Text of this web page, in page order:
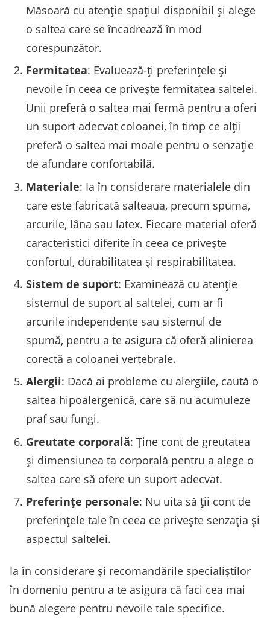
Măsoară cu atenție spațiul disponibil și alege
o saltea care se încadrează în mod
corespunzător.
Fermitatea: Evaluează-ți preferințele și
nevoile în ceea ce privește fermitatea saltelei.
Unii preferă o saltea mai fermă pentru a oferi
un suport adecvat coloanei, în timp ce alții
preferă o saltea mai moale pentru o senzație
de afundare confortabilă.
Materiale: Ia în considerare materialele din
care este fabricată salteaua, precum spuma,
arcurile, lâna sau latex. Fiecare material oferă
caracteristici diferite în ceea ce privește
confortul, durabilitatea și respirabilitatea.
Sistem de suport: Examinează cu atenție
sistemul de suport al saltelei, cum ar fi
arcurile independente sau sistemul de
spumă, pentru a te asigura că oferă alinierea
corectă a coloanei vertebrale.
Alergii: Dacă ai probleme cu alergiile, caută o
saltea hipoalergenică, care să nu acumuleze
praf sau fungi.
Greutate corporală: Ține cont de greutatea
și dimensiunea ta corporală pentru a alege o
saltea care să ofere un suport adecvat.
Preferințe personale: Nu uita să ții cont de
preferințele tale în ceea ce privește senzația și
aspectul saltelei.
Ia în considerare și recomandările specialiștilor
în domeniu pentru a te asigura că faci cea mai
bună alegere pentru nevoile tale specifice.